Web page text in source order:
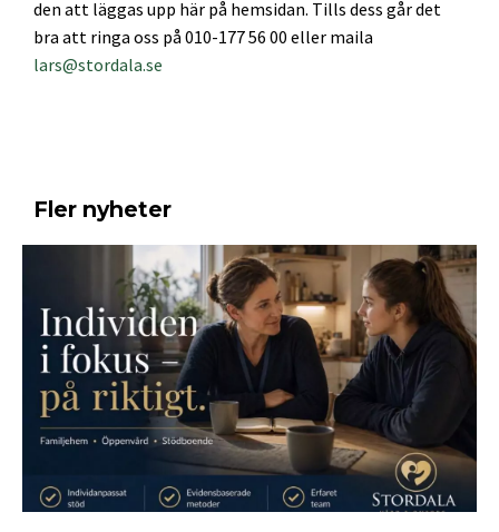
den att läggas upp här på hemsidan. Tills dess går det
bra att ringa oss på 010-177 56 00 eller maila
lars@stordala.se
Fler nyheter